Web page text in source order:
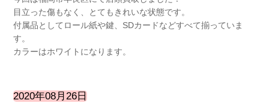
目立った傷もなく、とてもきれいな状態です。
付属品としてロール紙や鍵、SDカードなどすべて揃っていま
す。
カラーはホワイトになります。
2020年08月26日